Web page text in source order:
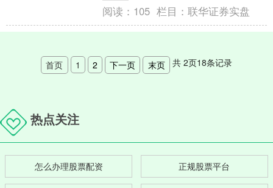
阅读： 105 栏目：联华证券实盘
首页 1 2 下一页 末页 共 2页18条记录
热点关注
怎么办理股票配资 正规股票平台